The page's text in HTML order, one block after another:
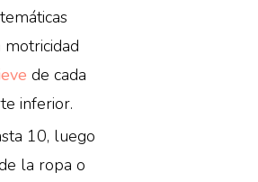
motricidad
de cada
inferior.
10, luego
la ropa o